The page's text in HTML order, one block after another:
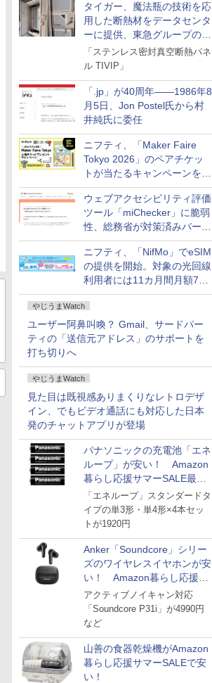
タイガー、魔法瓶の技術を応
用した断熱材をデータセンタ
ーに提供、東急グループの実
証実験で
「ステンレス密封真空断熱パネ
ル TIVIP」
「.jp」が40周年――1986年8
月5日、Jon Postel氏から村
井純氏に委任
ニフティ、「Maker Faire
Tokyo 2026」のペアチケッ
トが当たるキャンペーンをX
で実施。8月16日まで
ウェブアクセシビリティ評価
ツール「miChecker」に脆弱
性、総務省が対策済みバージ
ョンへの更新を呼び掛け
ニフティ、「NifMo」でeSIM
の提供を開始。対象の光回線
利用者には11カ月間月額770
円割引のキャンペーン
やじうまWatch
ユーザー阿鼻叫喚？ Gmail、サードパー
ティの「送信元アドレス」のサポートを
打ち切りへ
やじうまWatch
見た目は既視感ありまくりなレトロデザ
イン、でもビデオ通話にも対応した日本
発のチャットアプリが登場
パナソニックの充電池「エネ
ループ」が安い！ Amazon
暮らし応援サマーSALE最終
日
「エネループ」スタンダードタ
イプの単3形・単4形×4本セッ
トが1920円
Anker「Soundcore」シリー
ズのワイヤレスイヤホンが安
い！ Amazon暮らし応援サ
マーSALE
アクティブノイキャン対応
「Soundcore P31i」が4990円
など
山善の食器乾燥機がAmazon
暮らし応援サマーSALEで安
い！